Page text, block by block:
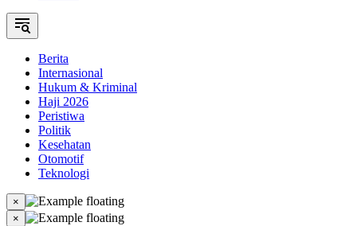
Berita
Internasional
Hukum & Kriminal
Haji 2026
Peristiwa
Politik
Kesehatan
Otomotif
Teknologi
×
×